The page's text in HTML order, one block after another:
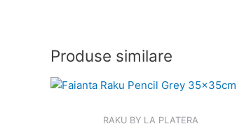
Produse similare
RAKU BY LA PLATERA